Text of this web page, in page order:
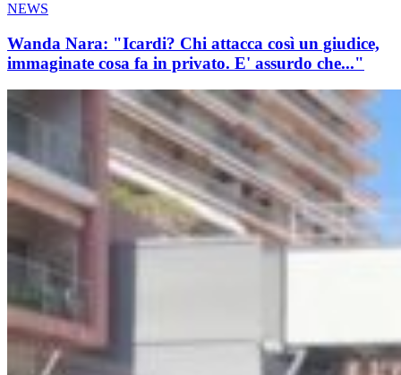
NEWS
Wanda Nara: "Icardi? Chi attacca così un giudice,
immaginate cosa fa in privato. E' assurdo che..."